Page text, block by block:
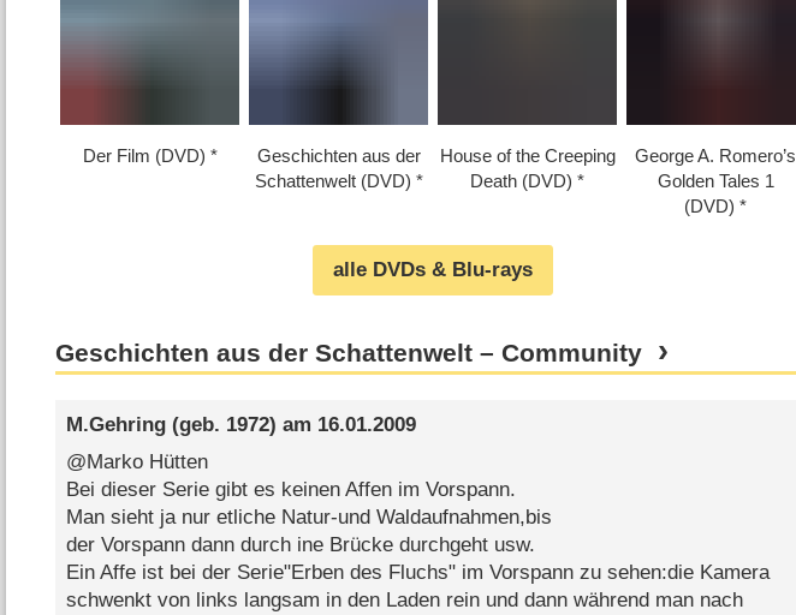
Der Film (DVD)
Geschichten aus der
Schattenwelt (DVD)
House of the Creeping
Death (DVD)
George A. Romero’s
Golden Tales 1
(DVD)
alle DVDs & Blu-rays
Geschichten aus der Schattenwelt – Community
M.Gehring(geb. 1972) am 16.01.2009
@Marko Hütten
Bei dieser Serie gibt es keinen Affen im Vorspann.
Man sieht ja nur etliche Natur-und Waldaufnahmen,bis
der Vorspann dann durch ine Brücke durchgeht usw.
Ein Affe ist bei der Serie"Erben des Fluchs" im Vorspann zu sehen:die Kamera
schwenkt von links langsam in den Laden rein und dann während man nach